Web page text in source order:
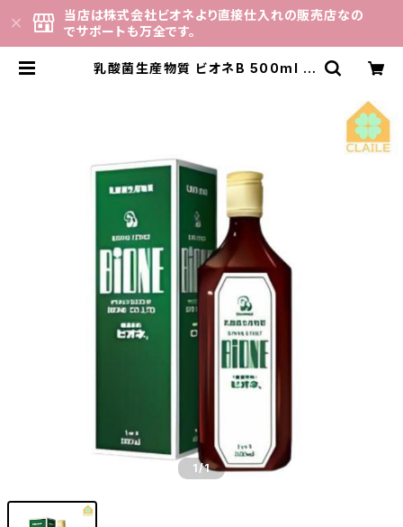
当店は株式会社ビオネより直接仕入れの販売店なの
でサポートも万全です。
乳酸菌生産物質 ビオネB 500ml |
1/1